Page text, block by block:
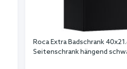
Roca Extra Badschrank
Seitenschrank hängend